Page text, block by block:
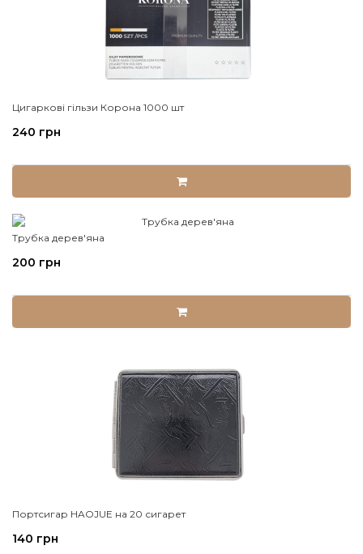
Цигаркові гільзи Корона 1000 шт
240 грн
Трубка дерев'яна
200 грн
Портсигар HAOJUE на 20 сигарет
140 грн